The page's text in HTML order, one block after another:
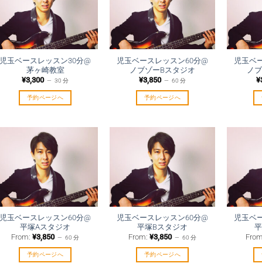
児玉ベースレッスン30分@
茅ヶ崎教室
¥3,300 30 分
予約ページへ
児玉ベースレッスン60分@
ノブゾーBスタジオ
¥3,850 60 分
予約ページへ
児玉ベ
ノ
¥
児玉ベースレッスン60分@
平塚Aスタジオ
From: ¥3,850 60 分
予約ページへ
児玉ベースレッスン60分@
平塚Bスタジオ
From: ¥3,850 60 分
予約ページへ
児玉ベ